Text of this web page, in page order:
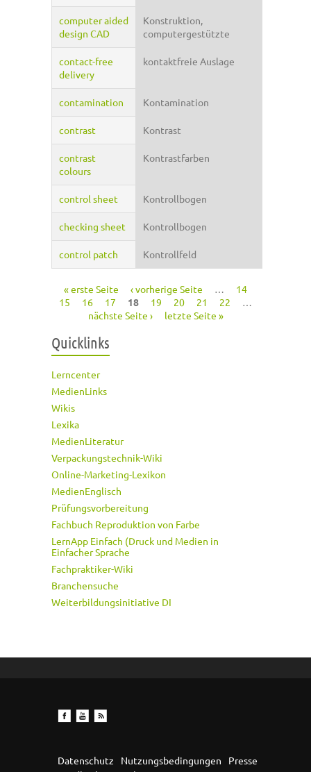
computer aided
design CAD
Konstruktion,
computergestützte
contact-free
delivery
kontaktfreie Auslage
contamination Kontamination
contrast Kontrast
contrast
colours
Kontrastfarben
control sheet Kontrollbogen
checking sheet Kontrollbogen
control patch Kontrollfeld
Seiten
« erste Seite ‹ vorherige Seite …
14
15
16 17 18 19 20 21 22
…
nächste Seite ›
letzte Seite »
Quicklinks
Lerncenter
MedienLinks
Wikis
Lexika
MedienLiteratur
Verpackungstechnik-Wiki
Online-Marketing-Lexikon
MedienEnglisch
Prüfungsvorbereitung
Fachbuch Reproduktion von Farbe
LernApp Einfach (Druck und Medien in
Einfacher Sprache
Fachpraktiker-Wiki
Branchensuche
Weiterbildungsinitiative DI
Datenschutz Nutzungsbedingungen
Presse